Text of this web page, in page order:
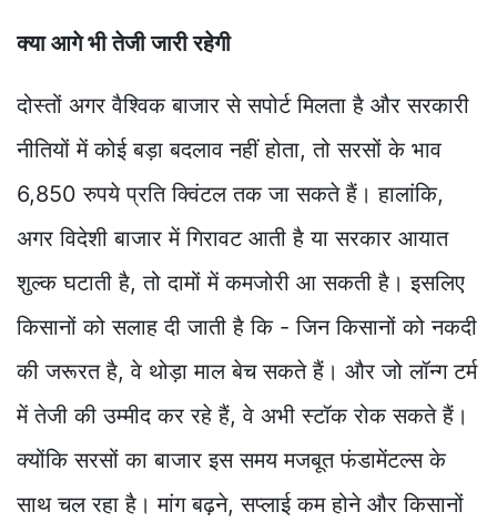
क्या आगे भी तेजी जारी रहेगी
दोस्तों अगर वैश्विक बाजार से सपोर्ट मिलता है और सरकारी
नीतियों में कोई बड़ा बदलाव नहीं होता, तो सरसों के भाव
6,850 रुपये प्रति क्विंटल तक जा सकते हैं। हालांकि,
अगर विदेशी बाजार में गिरावट आती है या सरकार आयात
शुल्क घटाती है, तो दामों में कमजोरी आ सकती है। इसलिए
किसानों को सलाह दी जाती है कि - जिन किसानों को नकदी
की जरूरत है, वे थोड़ा माल बेच सकते हैं। और जो लॉन्ग टर्म
में तेजी की उम्मीद कर रहे हैं, वे अभी स्टॉक रोक सकते हैं।
क्योंकि सरसों का बाजार इस समय मजबूत फंडामेंटल्स के
साथ चल रहा है। मांग बढ़ने, सप्लाई कम होने और किसानों